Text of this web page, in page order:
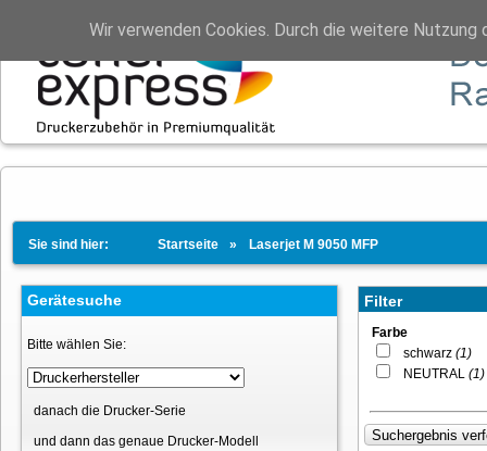
Sie sind hier: Startseite Laserjet M 9050 MFP
Gerätesuche
Bitte wählen Sie:
danach die Drucker-Serie
und dann das genaue Drucker-Modell
Filter
Farbe
schwarz (1)
NEUTRAL (1)
Wir verwenden Cookies. Durch die weitere